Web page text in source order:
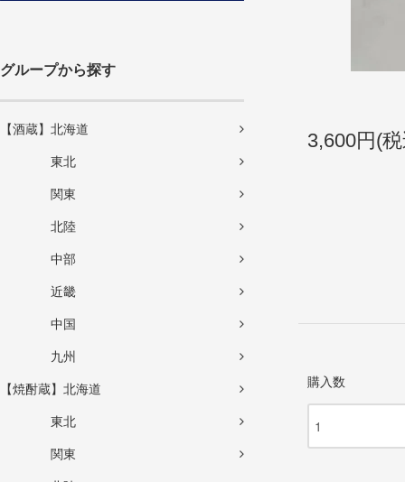
グループから探す
【酒蔵】北海道
東北
関東
北陸
中部
近畿
中国
九州
【焼酎蔵】北海道
東北
関東
3,600円(
購入数